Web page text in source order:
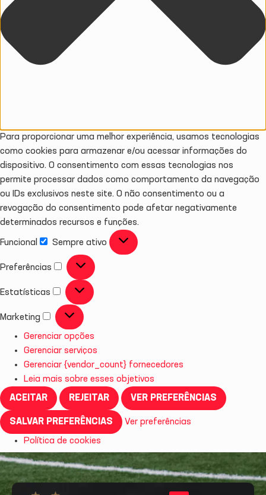
Para proporcionar uma melhor experiência, usamos tecnologias
como cookies para armazenar e/ou acessar informações do
dispositivo. O consentimento com essas tecnologias nos
permite processar dados como comportamento da navegação
ou IDs exclusivos neste site. O não consentimento ou a
revogação do consentimento pode afetar negativamente
determinados recursos e funções.
Funcional Sempre ativo
Preferências
Estatísticas
Marketing
Gerenciar opções
Gerenciar serviços
Gerenciar {vendor_count} fornecedores
Leia mais sobre esses objetivos
ACEITAR
REJEITAR VER PREFERÊNCIAS
SALVAR PREFERÊNCIAS
Ver preferências
Política de cookies